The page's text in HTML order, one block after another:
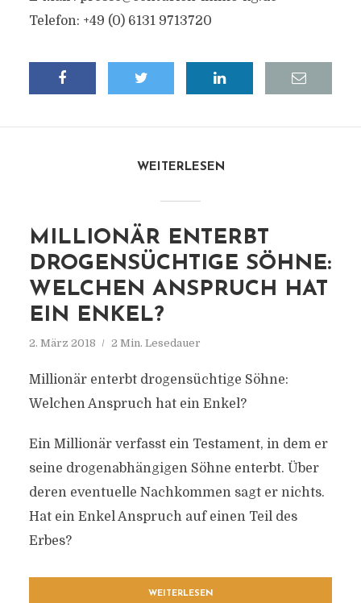
Telefon: +49 (0) 6131 9713720
WEITERLESEN
MILLIONÄR ENTERBT
DROGENSÜCHTIGE SÖHNE:
WELCHEN ANSPRUCH HAT
EIN ENKEL?
2. März 2018 2 Min. Lesedauer
Millionär enterbt drogensüchtige Söhne:
Welchen Anspruch hat ein Enkel?
Ein Millionär verfasst ein Testament, in dem er
seine drogenabhängigen Söhne enterbt. Über
deren eventuelle Nachkommen sagt er nichts.
Hat ein Enkel Anspruch auf einen Teil des
Erbes?
WEITERLESEN